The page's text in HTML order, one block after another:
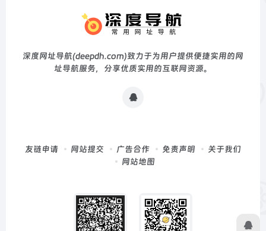
深度网址导航(deepdh.com)致力于为用户提供便捷实用的网
址导航服务，分享优质实用的互联网资源。
友链申请 网站提交 广告合作 免责声明
关于我们
网站地图